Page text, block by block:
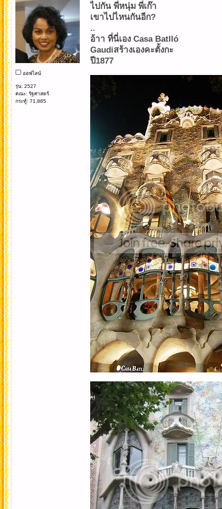
ออฟไลน์
รุ่น: 2527
คณะ: รัฐศาสตร์
กระทู้: 71,885
ไปกัน พี่หนุ่ม พี่เก๊า
เขาไปไหนกันอีก?
..
อ้าา ที่นี่เอง Casa Batlló
Gaudiสร้างเองคะตั้งกะ
ปี1877